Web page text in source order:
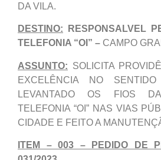
DA VILA.
DESTINO: RESPONSALVEL
TELEFONIA “OI” – CAMPO
ASSUNTO: SOLICITA
EXCELÊNCIA NO
LEVANTADO OS FIOS
TELEFONIA “OI” NAS VIAS
CIDADE E FEITO A
ITEM – 003 – PEDIDO DE